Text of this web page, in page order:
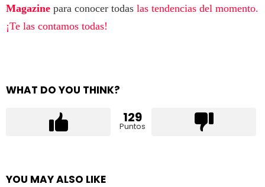
Magazine para conocer todas las tendencias del momento.
¡Te las contamos todas!
WHAT DO YOU THINK?
129
Puntos
YOU MAY ALSO LIKE